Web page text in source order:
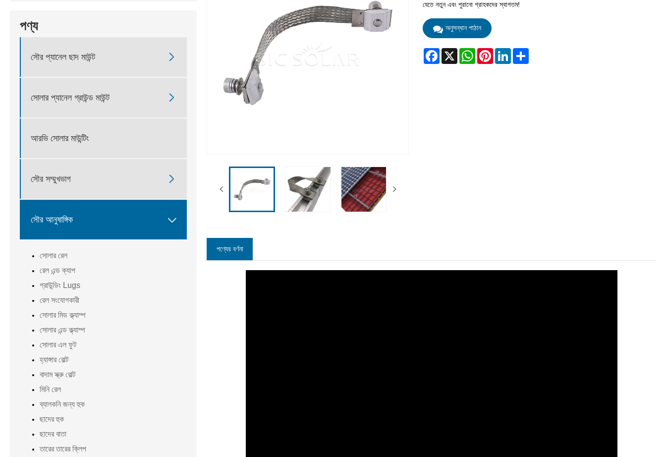
পণ্য
সৌর প্যানেল ছাদ মাউন্ট 
সোলার প্যানেল গ্রাউন্ড মাউন্ট 
আরভি সোলার মাউন্টিং
সৌর সম্মুখভাগ 
সৌর আনুষাঙ্গিক 
সোলার রেল
রেল এন্ড ক্যাপ
গ্রাউন্ডিং Lugs
রেল সংযোগকারী
সোলার মিড ক্ল্যাম্প
সোলার এন্ড ক্ল্যাম্প
সোলার এল ফুট
হ্যাঙ্গার বোল্ট
বাদাম স্ক্রু বোল্ট
মিনি রেল
ব্যালকনি জন্য হুক
ছাদের হুক
ছাদের বাতা
তারের তারের ক্লিপ
যেতে নতুন এবং পুরানো গ্রাহকদের স্বাগতম!
অনুসন্ধান পাঠান
Facebook
X WhatsAppPinterestLinkedInShare
পণ্যের বর্ণনা